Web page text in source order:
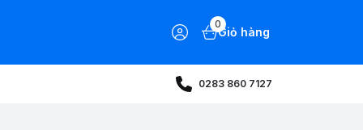
0
Giỏ hàng
0283 860 7127